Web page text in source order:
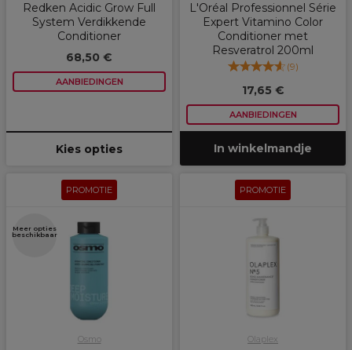
Redken Acidic Grow Full
System Verdikkende
Conditioner
68,50 €
AANBIEDINGEN
Kies opties
L'Oréal Professionnel Série
Expert Vitamino Color
Conditioner met
Resveratrol 200ml
(9)
17,65 €
AANBIEDINGEN
In winkelmandje
PROMOTIE
Meer opties
beschikbaar
Osmo
PROMOTIE
Olaplex